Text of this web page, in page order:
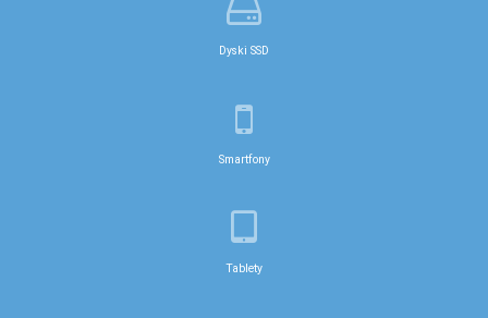
Dyski SSD
Smartfony
Tablety